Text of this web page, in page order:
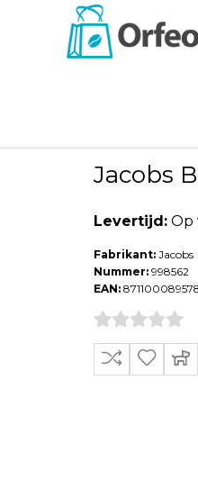
Jacobs
Levertijd: Op
Fabrikant: Jacobs
Nummer: 998562
EAN: